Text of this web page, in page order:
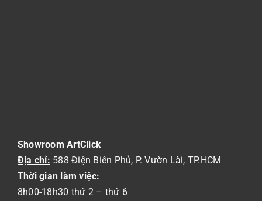
Showroom ArtClick
Địa chỉ: 588 Điện Biên Phủ, P. Vườn Lài, TP.HCM
Thời gian làm việc:
8h00-18h30 thứ 2 – thứ 6